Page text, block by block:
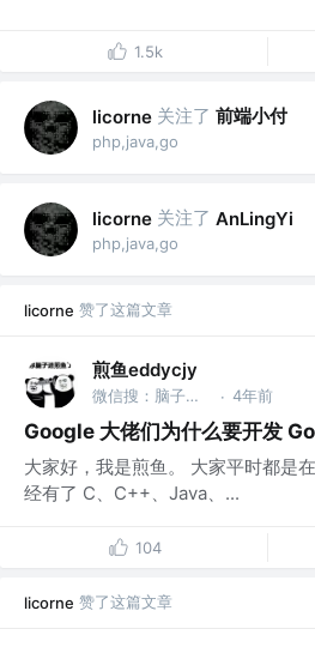
1.5k
licorne 关注了 前端小付
php,java,go
licorne 关注了 AnLingYi
php,java,go
licorne 赞了这篇文章
煎鱼eddycjy
微信搜：脑子进煎鱼了 · 4年前
Google 大佬们为什么要开发
大家好，我是煎鱼。 大家平时都是
经有了 C、C++、Java、...
104
licorne 赞了这篇文章